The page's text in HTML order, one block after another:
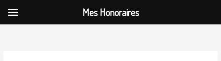
contenu
Mes Honoraires